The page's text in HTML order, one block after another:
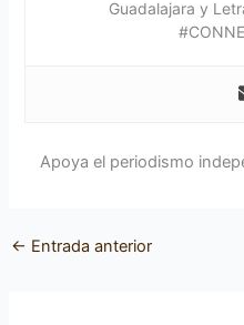
Guadalajara y
Apoya el periodismo
← Entrada anterior